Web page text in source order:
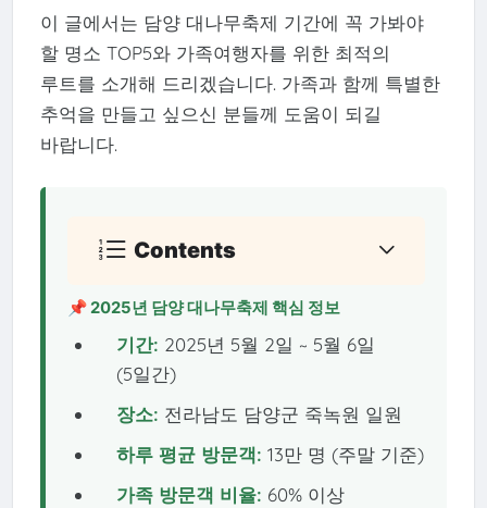
이 글에서는 담양 대나무축제 기간에 꼭 가봐야
할 명소 TOP5와 가족여행자를 위한 최적의
루트를 소개해 드리겠습니다. 가족과 함께 특별한
추억을 만들고 싶으신 분들께 도움이 되길
바랍니다.
Contents
📌 2025년 담양 대나무축제 핵심 정보
기간: 2025년 5월 2일 ~ 5월 6일
(5일간)
장소: 전라남도 담양군 죽녹원 일원
하루 평균 방문객: 13만 명 (주말 기준)
가족 방문객 비율: 60% 이상